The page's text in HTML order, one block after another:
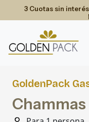
3 Cuotas sin interés
GoldenPack
Chammas